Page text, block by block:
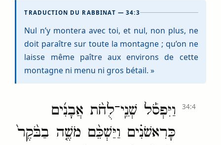
TRADUCTION DU RABBINAT — 34:3
Nul n’y montera avec toi, et nul, non plus, ne
doit paraître sur toute la montagne ; qu’on ne
laisse même paître aux environs de cette
montagne ni menu ni gros bétail. »
וַיִּפְסֹ֡ל שְׁנֵֽי־לֻחֹ֨ת אֲבָנִ֜ים
כָּרִאשֹׁנִ֗ים וַיַּשְׁכֵּ֨ם מֹשֶׁ֤ה בַבֹּ֙קֶר֙
34:4